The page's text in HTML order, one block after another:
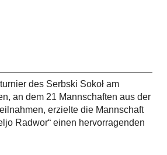
des Serbski Sokoł am
an dem 21 Mannschaften aus der
erzielte die Mannschaft
Radwor“ einen hervorragenden